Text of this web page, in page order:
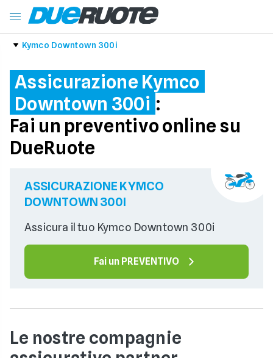
Kymco Downtown 300i
Assicurazione Kymco
Downtown 300i :
Fai un preventivo online su
DueRuote
ASSICURAZIONE KYMCO
DOWNTOWN 300I
Assicura il tuo Kymco Downtown 300i
Fai un PREVENTIVO
Le nostre compagnie